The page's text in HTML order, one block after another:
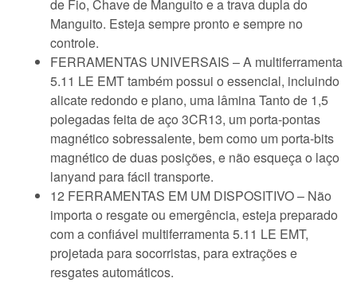
de Fio, Chave de Manguito e a trava dupla do
Manguito. Esteja sempre pronto e sempre no
controle.
FERRAMENTAS UNIVERSAIS – A multiferramenta
5.11 LE EMT também possui o essencial, incluindo
alicate redondo e plano, uma lâmina Tanto de 1,5
polegadas feita de aço 3CR13, um porta-pontas
magnético sobressalente, bem como um porta-bits
magnético de duas posições, e não esqueça o laço
lanyand para fácil transporte.
12 FERRAMENTAS EM UM DISPOSITIVO – Não
importa o resgate ou emergência, esteja preparado
com a confiável multiferramenta 5.11 LE EMT,
projetada para socorristas, para extrações e
resgates automáticos.